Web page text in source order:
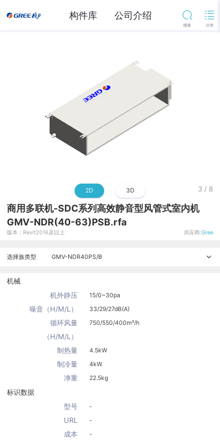
构件库 公司介绍
3 / 8
2D 3D
商用多联机-SDC系列高效静音型风管式室内机
GMV-NDR(40-63)PSB.rfa
版本：Revit2016及以上 供应商:Gree
选择族类型 GMV-NDR40PS/B
机械
机外静压
15/0~30pa
噪音（H/M/L） 33/29/27dB(A)
循环风量
（H/M/L）
750/550/400m³/h
制热量 4.5kW
制冷量 4kW
净重 22.5kg
标识数据
型号
-
URL -
成本 -